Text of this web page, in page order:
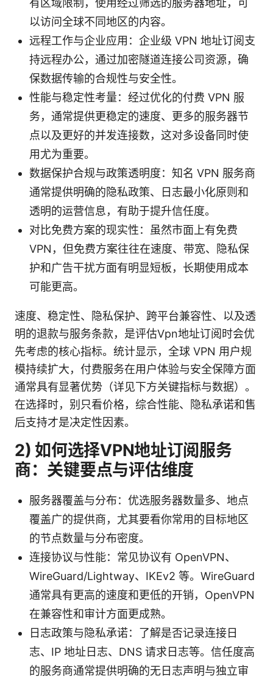
有区域限制，使用经过筛选的服务器地址，可
以访问全球不同地区的内容。
远程工作与企业应用：企业级 VPN 地址订阅支
持远程办公，通过加密隧道连接公司资源，确
保数据传输的合规性与安全性。
性能与稳定性考量：经过优化的付费 VPN 服
务，通常提供更稳定的速度、更多的服务器节
点以及更好的并发连接数，这对多设备同时使
用尤为重要。
数据保护合规与政策透明度：知名 VPN 服务商
通常提供明确的隐私政策、日志最小化原则和
透明的运营信息，有助于提升信任度。
对比免费方案的现实性：虽然市面上有免费
VPN，但免费方案往往在速度、带宽、隐私保
护和广告干扰方面有明显短板，长期使用成本
可能更高。
速度、稳定性、隐私保护、跨平台兼容性、以及透
明的退款与服务条款，是评估Vpn地址订阅时会优
先考虑的核心指标。统计显示，全球 VPN 用户规
模持续扩大，付费服务在用户体验与安全保障方面
通常具有显著优势（详见下方关键指标与数据）。
在选择时，别只看价格，综合性能、隐私承诺和售
后支持才是决定性因素。
2) 如何选择VPN地址订阅服务
商：关键要点与评估维度
服务器覆盖与分布：优选服务器数量多、地点
覆盖广的提供商，尤其要看你常用的目标地区
的节点数量与分布密度。
连接协议与性能：常见协议有 OpenVPN、
WireGuard/Lightway、IKEv2 等。WireGuard
通常具有更高的速度和更低的开销，OpenVPN
在兼容性和审计方面更成熟。
日志政策与隐私承诺：了解是否记录连接日
志、IP 地址日志、DNS 请求日志等。信任度高
的服务商通常提供明确的无日志声明与独立审